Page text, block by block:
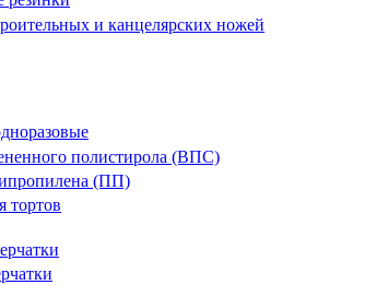
и канцелярских ножей
полистирола (ВПС)
(ПП)
тортов